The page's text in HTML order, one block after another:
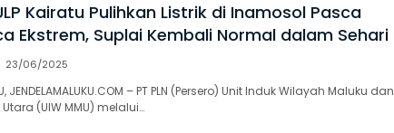
Kairatu Pulihkan Listrik di Inamosol Pasca
Ekstrem, Suplai Kembali Normal dalam Sehari
23/06/2025
JENDELAMALUKU.COM – PT PLN (Persero) Unit Induk Wilayah Maluku dan
(UIW MMU) melalui…